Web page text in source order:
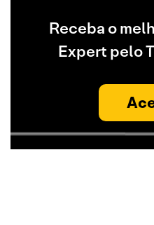
Receba o
Expert pelo